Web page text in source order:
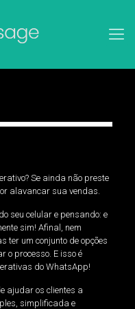
Se ainda não preste
alavancar sua vendas.
seu celular e pensando: e
sim! Afinal, nem
ter um conjunto de opções
o processo. E isso é
do WhatsApp!
ajudar os clientes a
simplificada e